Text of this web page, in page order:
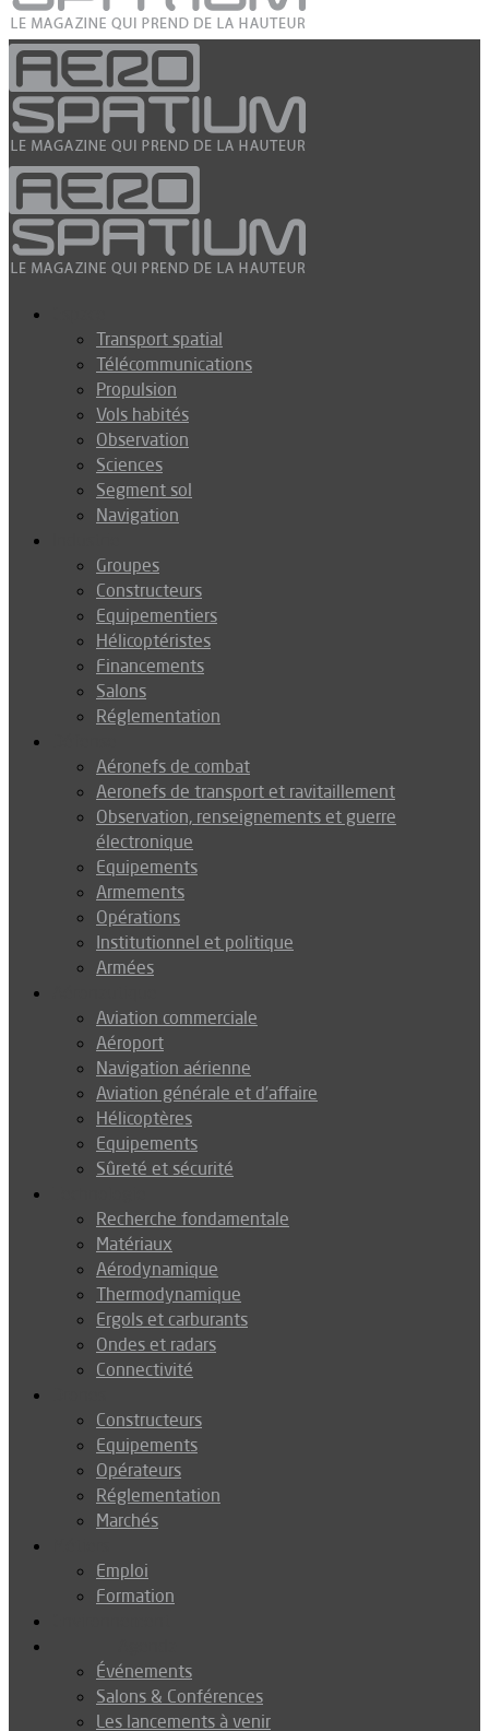
Transport spatial
Télécommunications
Propulsion
Vols habités
Observation
Sciences
Segment sol
Navigation
Groupes
Constructeurs
Equipementiers
Hélicoptéristes
Financements
Salons
Réglementation
Aéronefs de combat
Aeronefs de transport et ravitaillement
Observation, renseignements et guerre
électronique
Equipements
Armements
Opérations
Institutionnel et politique
Armées
Aviation commerciale
Aéroport
Navigation aérienne
Aviation générale et d’affaire
Hélicoptères
Equipements
Sûreté et sécurité
Recherche fondamentale
Matériaux
Aérodynamique
Thermodynamique
Ergols et carburants
Ondes et radars
Connectivité
Constructeurs
Equipements
Opérateurs
Réglementation
Marchés
Emploi
Formation
Événements
Salons & Conférences
Les lancements à venir